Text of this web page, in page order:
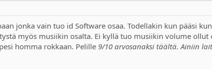
jonka vain tuo id Software osaa. Todellakin kun pääsi
myös musiikin osalta. Ei kyllä tuo musiikin volume ollut
homma rokkaan. Pelille 9/10 arvosanaksi täältä. Ainiin